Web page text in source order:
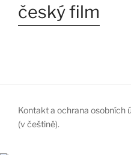
český film
Kontakt a ochrana osobních
(v češtině).